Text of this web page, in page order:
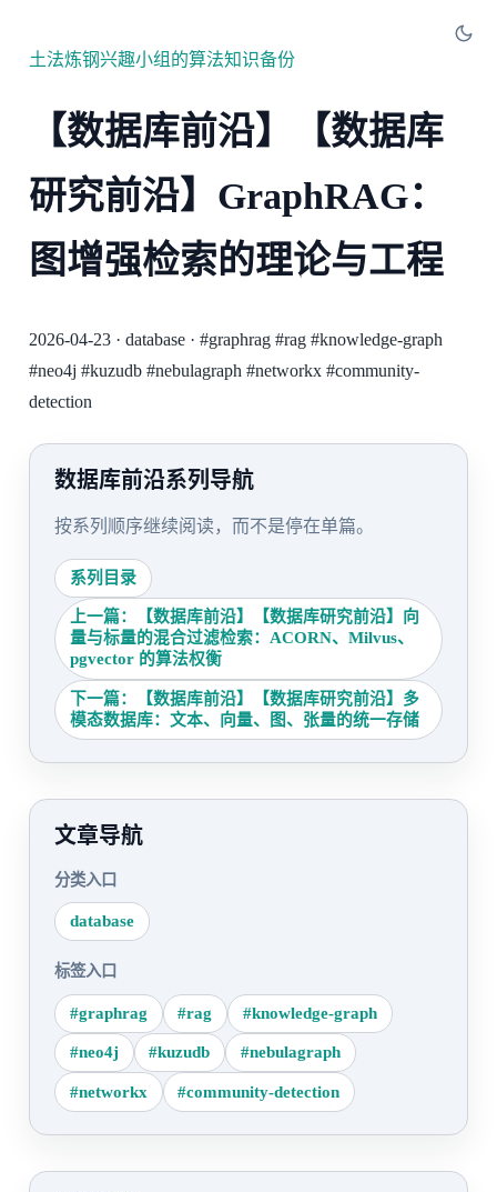
土法炼钢兴趣小组的算法知识备份
【数据库前沿】【数据库
研究前沿】GraphRAG：
图增强检索的理论与工程
2026-04-23· database· #graphrag #rag #knowledge-graph
#neo4j #kuzudb #nebulagraph #networkx #community-
detection
数据库前沿系列导航
按系列顺序继续阅读，而不是停在单篇。
系列目录
上一篇：【数据库前沿】【数据库研究前沿】向
量与标量的混合过滤检索：ACORN、Milvus、
pgvector 的算法权衡
下一篇：【数据库前沿】【数据库研究前沿】多
模态数据库：文本、向量、图、张量的统一存储
文章导航
分类入口
database
标签入口
#graphrag #rag #knowledge-graph
#neo4j #kuzudb #nebulagraph
#networkx #community-detection